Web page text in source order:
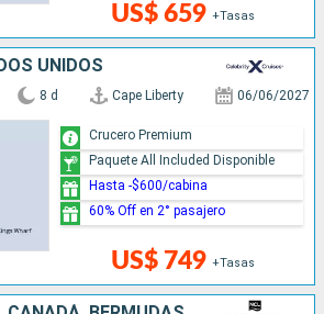
US$ 659 +Tasas
UNIDOS
8 d Cape Liberty 06/06/2027
US$ 749 +Tasas
Crucero Premium
Paquete All Included Disponible
Hasta -$600/cabina
60% Off en 2° pasajero